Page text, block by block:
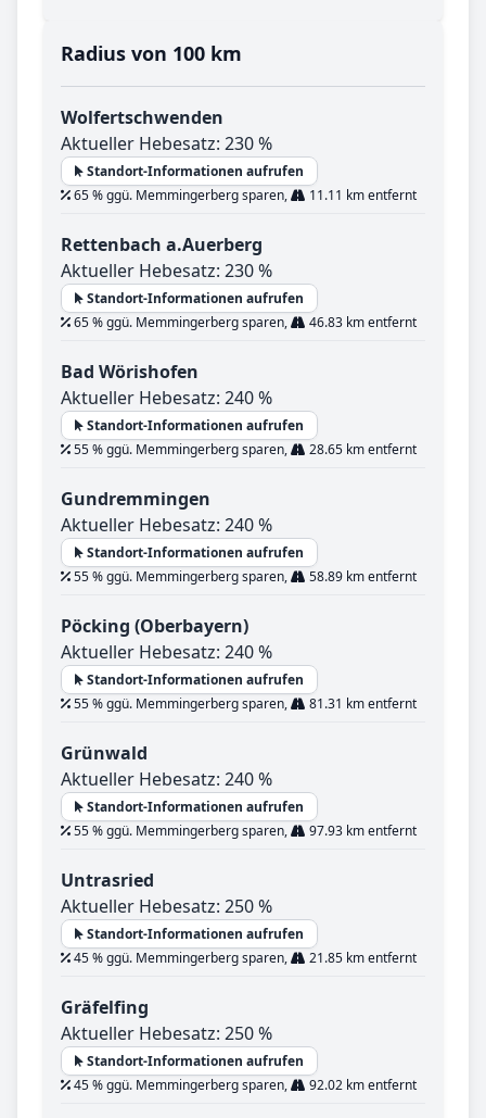
Radius von 100 km
Wolfertschwenden
Aktueller Hebesatz: 230 %
Standort-Informationen aufrufen
65 % ggü. Memmingerberg sparen,
11.11 km entfernt
Rettenbach a.Auerberg
Aktueller Hebesatz: 230 %
Standort-Informationen aufrufen
65 % ggü. Memmingerberg sparen,
46.83 km entfernt
Bad Wörishofen
Aktueller Hebesatz: 240 %
Standort-Informationen aufrufen
55 % ggü. Memmingerberg sparen,
28.65 km entfernt
Gundremmingen
Aktueller Hebesatz: 240 %
Standort-Informationen aufrufen
55 % ggü. Memmingerberg sparen,
58.89 km entfernt
Pöcking (Oberbayern)
Aktueller Hebesatz: 240 %
Standort-Informationen aufrufen
55 % ggü. Memmingerberg sparen,
81.31 km entfernt
Grünwald
Aktueller Hebesatz: 240 %
Standort-Informationen aufrufen
55 % ggü. Memmingerberg sparen,
97.93 km entfernt
Untrasried
Aktueller Hebesatz: 250 %
Standort-Informationen aufrufen
45 % ggü. Memmingerberg sparen,
21.85 km entfernt
Gräfelfing
Aktueller Hebesatz: 250 %
Standort-Informationen aufrufen
45 % ggü. Memmingerberg sparen,
92.02 km entfernt